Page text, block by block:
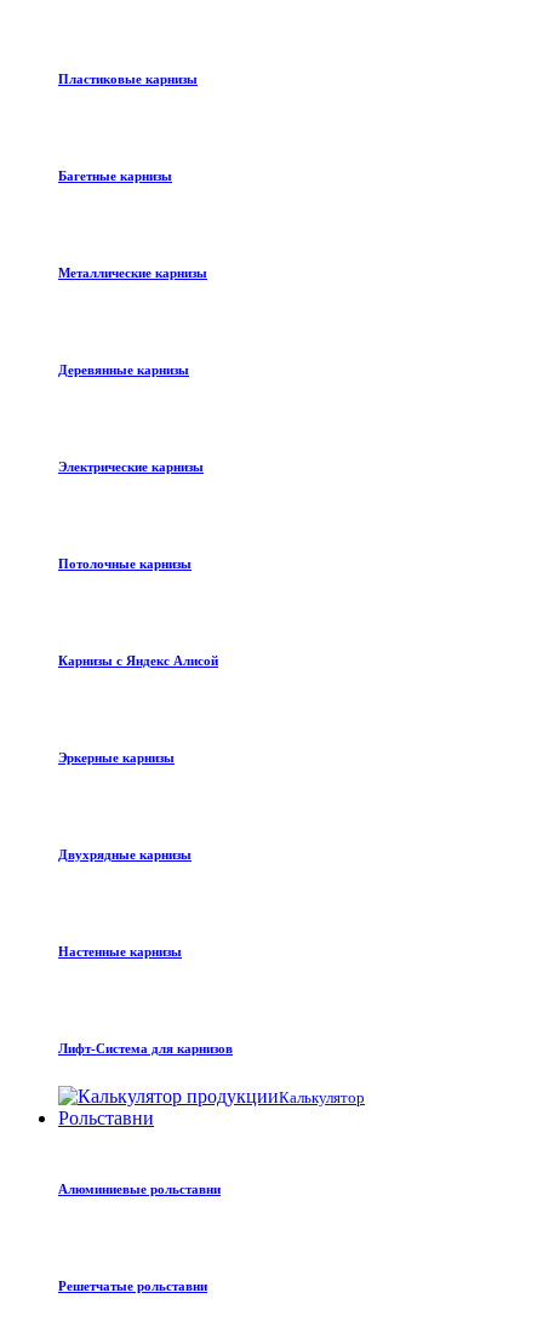
Пластиковые карнизы
Багетные карнизы
Металлические карнизы
Деревянные карнизы
Электрические карнизы
Потолочные карнизы
Карнизы с Яндекс Алисой
Эркерные карнизы
Двухрядные карнизы
Настенные карнизы
Лифт-Система для карнизов
Калькулятор
Рольставни
Алюминиевые рольставни
Решетчатые рольставни